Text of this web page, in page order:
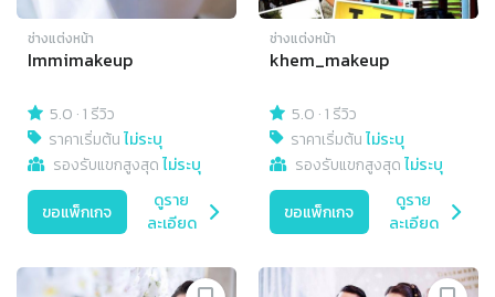
ช่างแต่งหน้า
Immimakeup
5.0 ·1 รีวิว
ราคาเริ่มต้นไม่ระบุ
รองรับแขกสูงสุดไม่ระบุ
ขอแพ็กเกจ
ดูราย
ละเอียด
ช่างแต่งหน้า
khem_makeup
5.0 ·1 รีวิว
ราคาเริ่มต้นไม่ระบุ
รองรับแขกสูงสุดไม่ระบุ
ขอแพ็กเกจ
ดูราย
ละเอียด